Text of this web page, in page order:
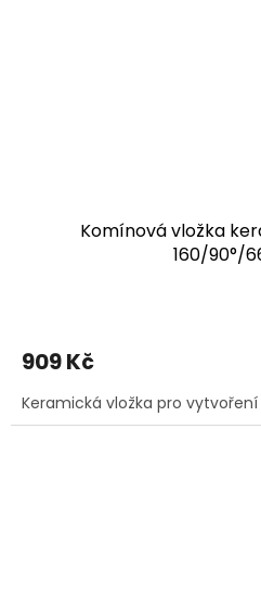
Komínová vložka
160/90°/
909 Kč
Keramická vložka pro